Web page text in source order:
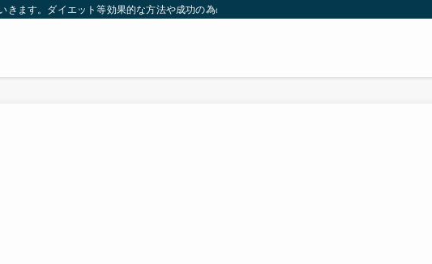
ます。ダイエット等効果的な方法や成功の為の秘訣等。太ったり悩んでいる方々が簡単に痩